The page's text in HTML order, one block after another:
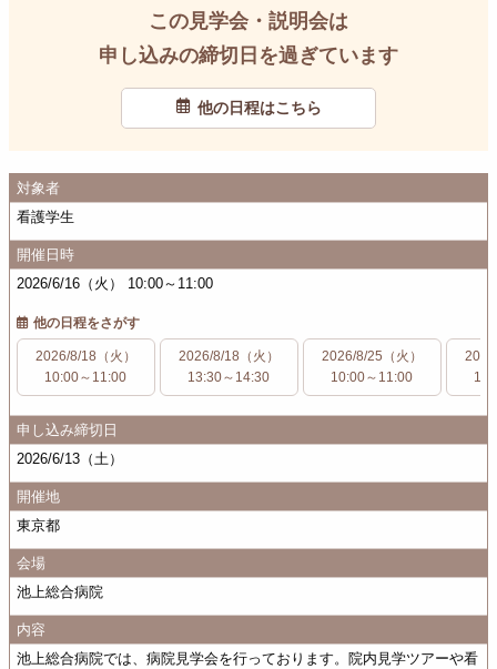
この見学会・説明会は
申し込みの締切日を過ぎています
他の日程はこちら
対象者
看護学生
開催日時
2026/6/16（火） 10:00～11:00
他の日程をさがす
2026/8/18（火）
10:00～11:00
2026/8/18（火）
13:30～14:30
2026/8/25（火）
10:00～11:00
申し込み締切日
2026/6/13（土）
開催地
東京都
会場
池上総合病院
内容
池上総合病院では、病院見学会を行っております。院内見学ツアーや看